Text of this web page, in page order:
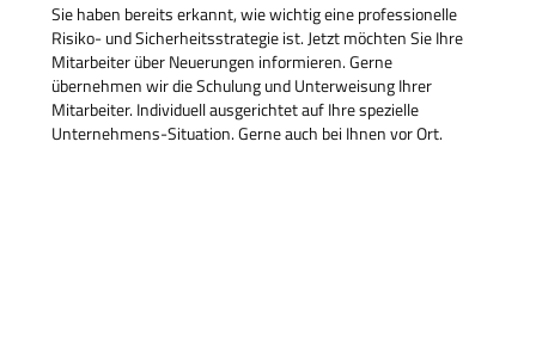
Sie haben bereits erkannt, wie wichtig eine professionelle
Risiko- und Sicherheitsstrategie ist. Jetzt möchten Sie Ihre
Mitarbeiter über Neuerungen informieren. Gerne
übernehmen wir die Schulung und Unterweisung Ihrer
Mitarbeiter. Individuell ausgerichtet auf Ihre spezielle
Unternehmens-Situation. Gerne auch bei Ihnen vor Ort.